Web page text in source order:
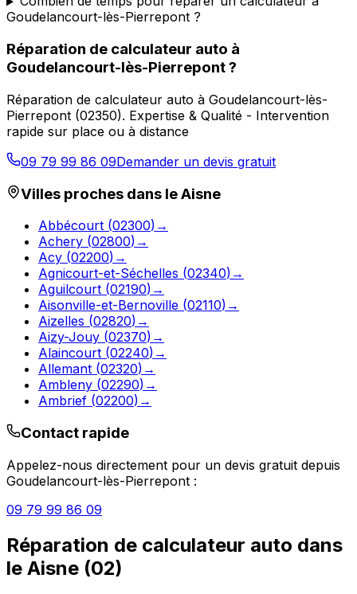
Goudelancourt-lès-Pierrepont ?
Réparation de calculateur auto à
Goudelancourt-lès-Pierrepont?
Réparation de calculateur auto à Goudelancourt-lès-
Pierrepont (02350). Expertise & Qualité - Intervention
rapide sur place ou à distance
09 79 99 86 09Demander un devis gratuit
Villes proches dans leAisne
Abbécourt (02300) →
Achery (02800) →
Acy (02200) →
Agnicourt-et-Séchelles (02340) →
Aguilcourt (02190) →
Aisonville-et-Bernoville (02110) →
Aizelles (02820) →
Aizy-Jouy (02370) →
Alaincourt (02240) →
Allemant (02320) →
Ambleny (02290) →
Ambrief (02200) →
Contact rapide
Appelez-nous directement pour un devis gratuit depuis
Goudelancourt-lès-Pierrepont :
09 79 99 86 09
Réparation de calculateur auto dans
le Aisne (02)